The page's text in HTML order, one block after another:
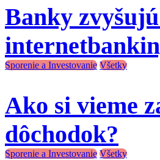
Banky
Sporenie a Investovanie Všetky
Ako si vieme
dôchodok?
Sporenie a Investovanie Všetky